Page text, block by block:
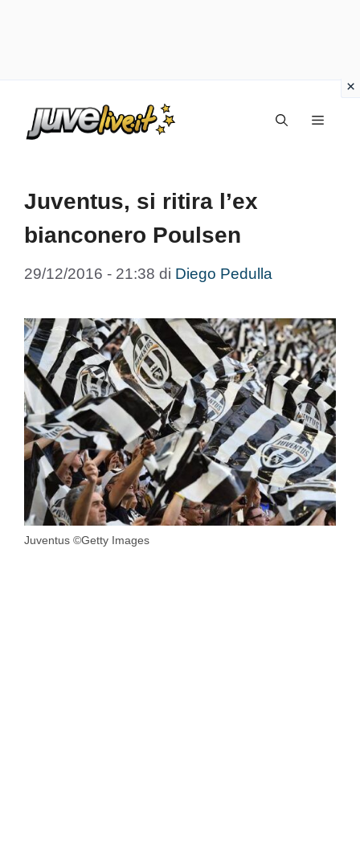
Menu
Juventus, si ritira l’ex
bianconero Poulsen
29/12/2016 - 21:38 di Diego Pedulla
Juventus ©Getty Images